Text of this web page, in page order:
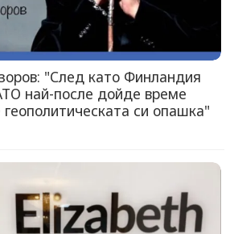
"След като Финландия
най-после дойде време
си опашка"